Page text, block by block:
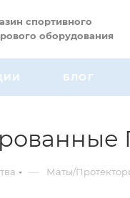
спортивного
оборудования
БЛОГ
— Маты/